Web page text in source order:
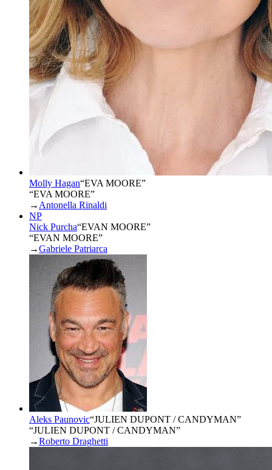
Molly Hagan“EVA MOORE”
“EVA MOORE”
→ Antonella Rinaldi
NP
Nick Purcha“EVAN MOORE”
“EVAN MOORE”
→Gabriele Patriarca
Aleks Paunovic“JULIEN DUPONT / CANDYMAN”
“JULIEN DUPONT / CANDYMAN”
→Roberto Draghetti